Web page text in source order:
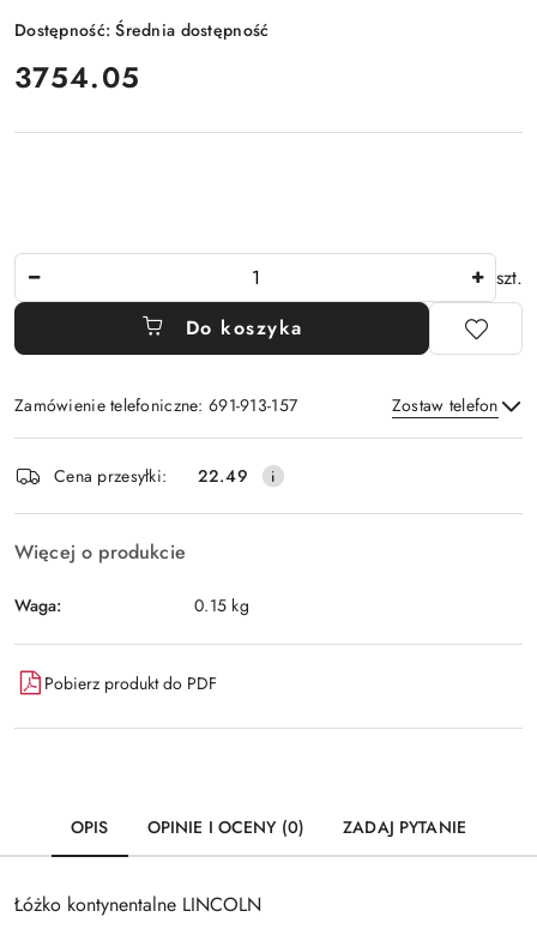
Dostępność:Średnia dostępność
cena:
3754.05
szt.
Do koszyka
Zamówienie telefoniczne: 691-913-157 Zostaw telefon
Wyślij
i
dostawa
Cena przesyłki: 22.49
Więcej o produkcie
Waga: 0.15 kg
Pobierz produkt do PDF
OPIS OPINIE I OCENY (0) ZADAJ PYTANIE
Łóżko kontynentalne LINCOLN